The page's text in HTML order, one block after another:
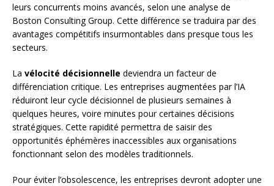
leurs concurrents moins avancés, selon une analyse de
Boston Consulting Group. Cette différence se traduira par des
avantages compétitifs insurmontables dans presque tous les
secteurs.
La vélocité décisionnelle deviendra un facteur de
différenciation critique. Les entreprises augmentées par l’IA
réduiront leur cycle décisionnel de plusieurs semaines à
quelques heures, voire minutes pour certaines décisions
stratégiques. Cette rapidité permettra de saisir des
opportunités éphémères inaccessibles aux organisations
fonctionnant selon des modèles traditionnels.
Pour éviter l’obsolescence, les entreprises devront adopter une